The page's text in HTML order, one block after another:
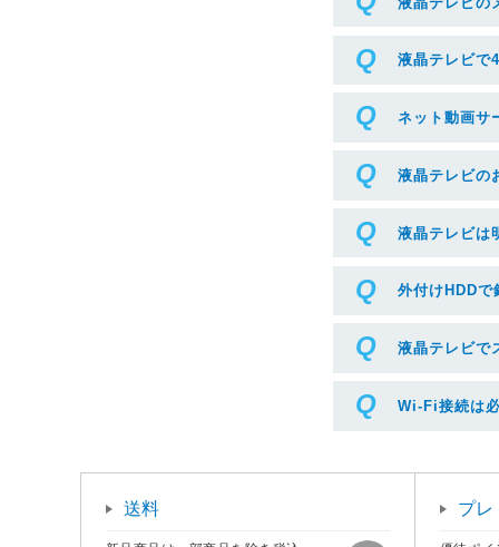
液晶テレビで
ネット動画サ
液晶テレビの
液晶テレビは
外付けHDDで
液晶テレビで
Wi-Fi接続は
送料 プレ